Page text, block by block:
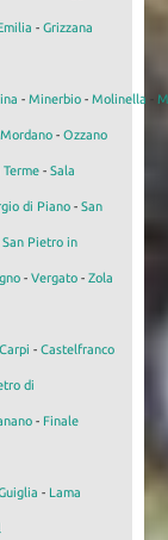
- Grizzana
- Minerbio - Molinella
Mordano - Ozzano
- Sala
di Piano - San
San Pietro in
- Vergato- Zola
Carpi - Castelfranco
di
- Finale
- Lama